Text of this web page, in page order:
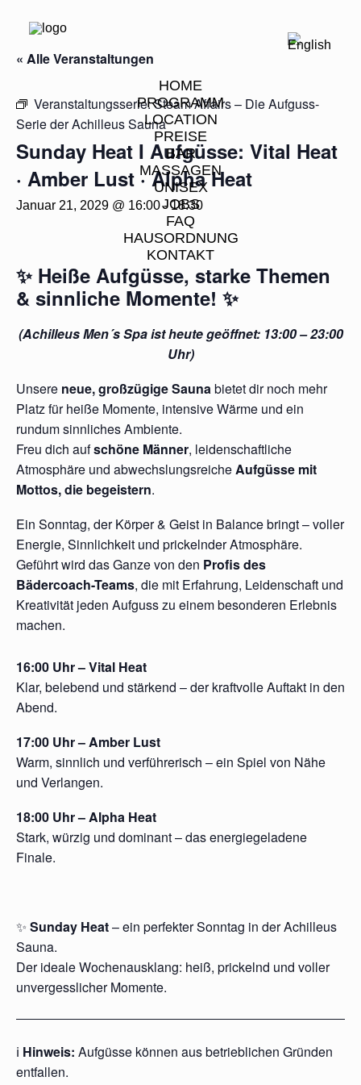
HOME
PROGRAMM
LOCATION
PREISE
BAR
MASSAGEN
UNISEX
JOBS
FAQ
HAUSORDNUNG
KONTAKT
« Alle Veranstaltungen
Veranstaltungsserie:Steam Affairs – Die Aufguss-
Serie der Achilleus Sauna
Sunday Heat I Aufgüsse: Vital Heat
· Amber Lust · Alpha Heat
Januar 21, 2029 @ 16:00-18:30
✨ Heiße Aufgüsse, starke Themen
& sinnliche Momente! ✨
(Achilleus Men´s Spa ist heute geöffnet: 13:00 – 23:00
Uhr)
Unsere neue, großzügige Saunabietet dir noch mehr
Platz für heiße Momente, intensive Wärme und ein
rundum sinnliches Ambiente.
Freu dich aufschöne Männer, leidenschaftliche
Atmosphäre und abwechslungsreicheAufgüsse mit
Mottos, die begeistern.
Ein Sonntag, der Körper & Geist in Balance bringt – voller
Energie, Sinnlichkeit und prickelnder Atmosphäre.
Geführt wird das Ganze von den Profis des
Bädercoach-Teams, die mit Erfahrung, Leidenschaft und
Kreativität jeden Aufguss zu einem besonderen Erlebnis
machen.
16:00 Uhr – Vital Heat
Klar, belebend und stärkend – der kraftvolle Auftakt in den
Abend.
17:00 Uhr – Amber Lust
Warm, sinnlich und verführerisch – ein Spiel von Nähe
und Verlangen.
18:00 Uhr – Alpha Heat
Stark, würzig und dominant – das energiegeladene
Finale.
✨ Sunday Heat– ein perfekter Sonntag in der Achilleus
Sauna.
Der ideale Wochenausklang: heiß, prickelnd und voller
unvergesslicher Momente.
ℹ️ Hinweis: Aufgüsse können aus betrieblichen Gründen
entfallen.